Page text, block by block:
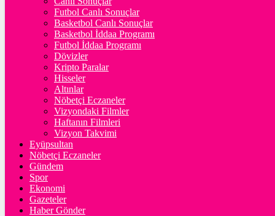
%2,39
BİTCOİN
ETHEREUM
TETHER
Futbol Canlı Sonuçlar
Basketbol Canlı Sonuçlar
Basketbol İddaa Programı
Futbol İddaa Programı
Dövizler
Kripto Paralar
Hisseler
Altınlar
Nöbetçi Eczaneler
Vizyondaki Filmler
Haftanın Filmleri
Vizyon Takvimi
Eyüpsultan
Nöbetçi Eczaneler
Gündem
Spor
Ekonomi
Gazeteler
Haber Gönder
20:37 / CHP EYÜPSULTAN İLÇE ÖRGÜTÜ ÜYELERİ